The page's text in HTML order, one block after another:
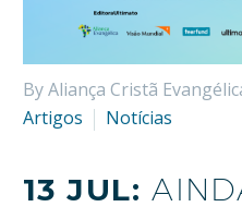
By Aliança Cristã
Artigos
Notícias
13 JUL: